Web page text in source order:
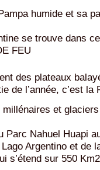
humide et sa
se trouve dans
FEU
des plateaux
de l’année, c’est la
et
Parc Nahuel Huapi
Argentino et de
s’étend sur 550